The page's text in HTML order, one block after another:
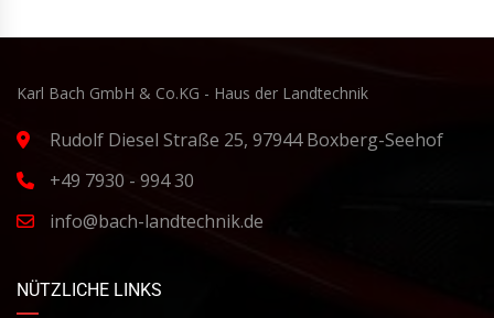
Karl Bach GmbH & Co.KG - Haus der Landtechnik
Rudolf Diesel Straße 25, 97944 Boxberg-Seehof
+49 7930 - 994 30
info@bach-landtechnik.de
NÜTZLICHE LINKS